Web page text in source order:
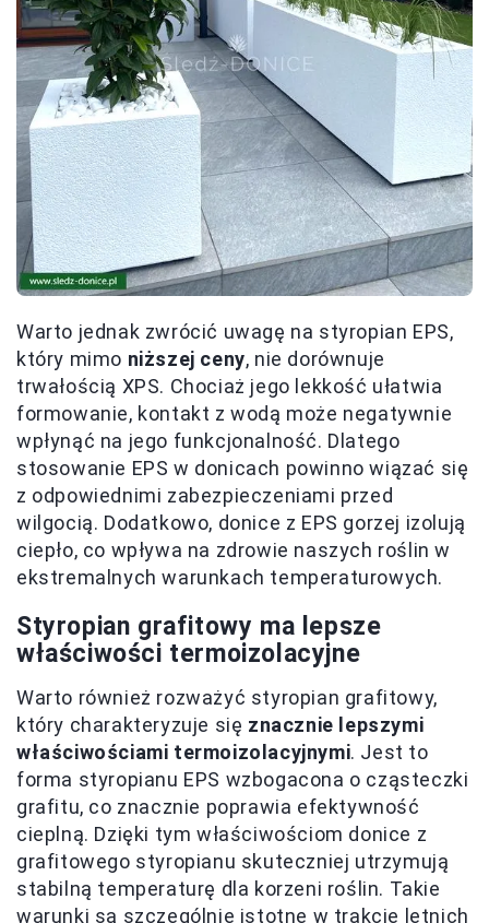
Warto jednak zwrócić uwagę na styropian EPS,
który mimo niższej ceny, nie dorównuje
trwałością XPS. Chociaż jego lekkość ułatwia
formowanie, kontakt z wodą może negatywnie
wpłynąć na jego funkcjonalność. Dlatego
stosowanie EPS w donicach powinno wiązać się
z odpowiednimi zabezpieczeniami przed
wilgocią. Dodatkowo, donice z EPS gorzej izolują
ciepło, co wpływa na zdrowie naszych roślin w
ekstremalnych warunkach temperaturowych.
Styropian grafitowy ma lepsze
właściwości termoizolacyjne
Warto również rozważyć styropian grafitowy,
który charakteryzuje się znacznie lepszymi
właściwościami termoizolacyjnymi. Jest to
forma styropianu EPS wzbogacona o cząsteczki
grafitu, co znacznie poprawia efektywność
cieplną. Dzięki tym właściwościom donice z
grafitowego styropianu skuteczniej utrzymują
stabilną temperaturę dla korzeni roślin. Takie
warunki są szczególnie istotne w trakcie letnich